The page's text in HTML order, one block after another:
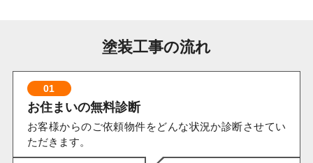
塗装工事の流れ
01
お住まいの無料診断
お客様からのご依頼物件をどんな状況か診断させてい
ただきます。